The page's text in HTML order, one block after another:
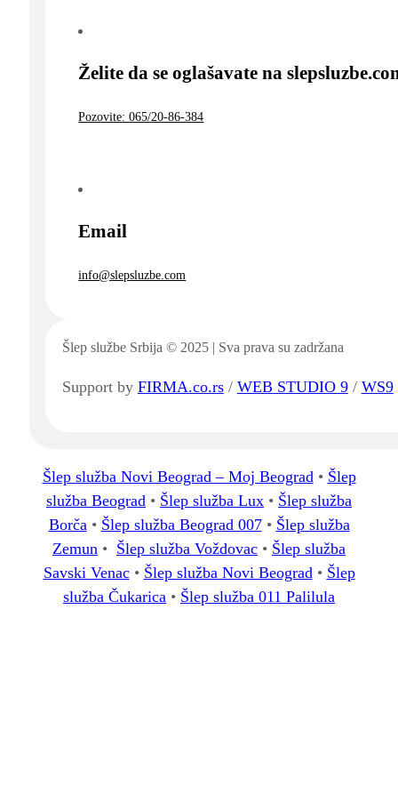
Želite da se oglašavate na
Pozovite: 065/20-86-384
Email
info@slepsluzbe.com
Šlep službe Srbija © 2025 | Sva prava su zadržana
Support by FIRMA.co.rs/ WEB STUDIO 9/ WS9
Šlep služba Novi Beograd – Moj Beograd• Šlep
služba Beograd • Šlep služba Lux • Šlep služba
Borča• Šlep služba Beograd 007• Šlep služba
Zemun • Šlep služba Voždovac • Šlep služba
Savski Venac• Šlep služba Novi Beograd• Šlep
služba Čukarica • Šlep služba 011 Palilula